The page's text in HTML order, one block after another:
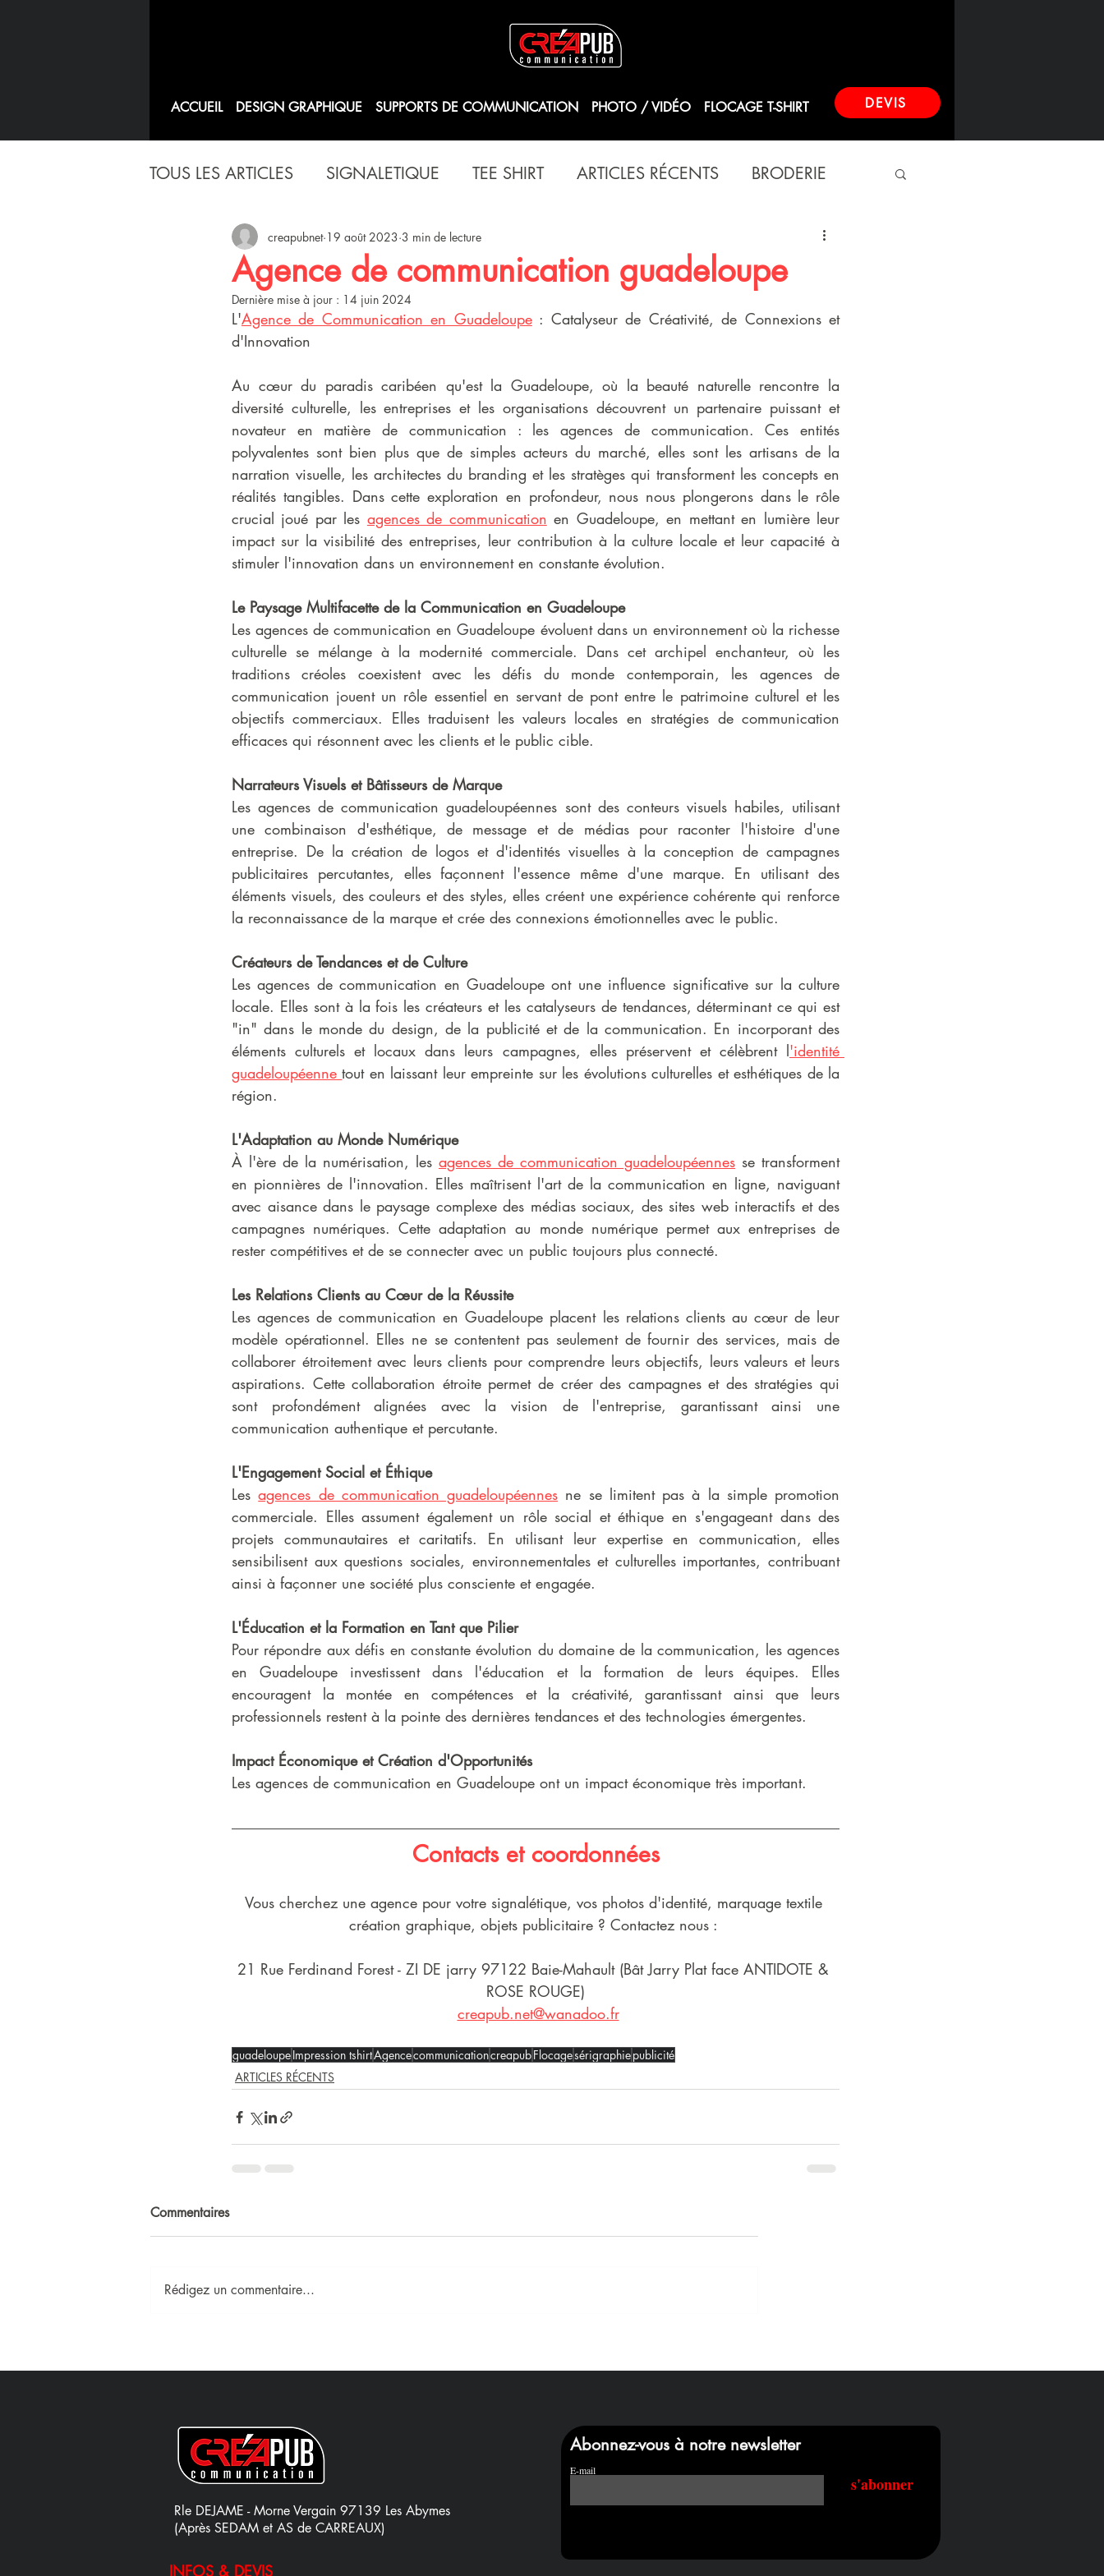
ACCUEIL DESIGN GRAPHIQUE SUPPORTS DE COMMUNICATION PHOTO / VIDÉO FLOCAGE T-SHIRT DEVIS
TOUS LES ARTICLES SIGNALETIQUE TEE SHIRT ARTICLES RÉCENTS BRODERIE
Agence de communication guadeloupe
creapubnet 19 août 2023 3 min de lecture
Dernière mise à jour : 14 juin 2024
L'Agence de Communication en Guadeloupe : Catalyseur de Créativité, de Connexions et
d'Innovation
Au cœur du paradis caribéen qu'est la Guadeloupe, où la beauté naturelle rencontre la
diversité culturelle, les entreprises et les organisations découvrent un partenaire puissant et
novateur en matière de communication : les agences de communication. Ces entités
polyvalentes sont bien plus que de simples acteurs du marché, elles sont les artisans de la
narration visuelle, les architectes du branding et les stratèges qui transforment les concepts en
réalités tangibles. Dans cette exploration en profondeur, nous nous plongerons dans le rôle
crucial joué par les agences de communication en Guadeloupe, en mettant en lumière leur
impact sur la visibilité des entreprises, leur contribution à la culture locale et leur capacité à
stimuler l'innovation dans un environnement en constante évolution.
Le Paysage Multifacette de la Communication en Guadeloupe
Les agences de communication en Guadeloupe évoluent dans un environnement où la richesse
culturelle se mélange à la modernité commerciale. Dans cet archipel enchanteur, où les
traditions créoles coexistent avec les défis du monde contemporain, les agences de
communication jouent un rôle essentiel en servant de pont entre le patrimoine culturel et les
objectifs commerciaux. Elles traduisent les valeurs locales en stratégies de communication
efficaces qui résonnent avec les clients et le public cible.
Narrateurs Visuels et Bâtisseurs de Marque
Les agences de communication guadeloupéennes sont des conteurs visuels habiles, utilisant
une combinaison d'esthétique, de message et de médias pour raconter l'histoire d'une
entreprise. De la création de logos et d'identités visuelles à la conception de campagnes
publicitaires percutantes, elles façonnent l'essence même d'une marque. En utilisant des
éléments visuels, des couleurs et des styles, elles créent une expérience cohérente qui renforce
la reconnaissance de la marque et crée des connexions émotionnelles avec le public.
Créateurs de Tendances et de Culture
Les agences de communication en Guadeloupe ont une influence significative sur la culture
locale. Elles sont à la fois les créateurs et les catalyseurs de tendances, déterminant ce qui est
"in" dans le monde du design, de la publicité et de la communication. En incorporant des
éléments culturels et locaux dans leurs campagnes, elles préservent et célèbrent l'identité
guadeloupéenne tout en laissant leur empreinte sur les évolutions culturelles et esthétiques de la
région.
L'Adaptation au Monde Numérique
À l'ère de la numérisation, les agences de communication guadeloupéennes se transforment
en pionnières de l'innovation. Elles maîtrisent l'art de la communication en ligne, naviguant
avec aisance dans le paysage complexe des médias sociaux, des sites web interactifs et des
campagnes numériques. Cette adaptation au monde numérique permet aux entreprises de
rester compétitives et de se connecter avec un public toujours plus connecté.
Les Relations Clients au Cœur de la Réussite
Les agences de communication en Guadeloupe placent les relations clients au cœur de leur
modèle opérationnel. Elles ne se contentent pas seulement de fournir des services, mais de
collaborer étroitement avec leurs clients pour comprendre leurs objectifs, leurs valeurs et leurs
aspirations. Cette collaboration étroite permet de créer des campagnes et des stratégies qui
sont profondément alignées avec la vision de l'entreprise, garantissant ainsi une
communication authentique et percutante.
L'Engagement Social et Éthique
Les agences de communication guadeloupéennes ne se limitent pas à la simple promotion
commerciale. Elles assument également un rôle social et éthique en s'engageant dans des
projets communautaires et caritatifs. En utilisant leur expertise en communication, elles
sensibilisent aux questions sociales, environnementales et culturelles importantes, contribuant
ainsi à façonner une société plus consciente et engagée.
L'Éducation et la Formation en Tant que Pilier
Pour répondre aux défis en constante évolution du domaine de la communication, les agences
en Guadeloupe investissent dans l'éducation et la formation de leurs équipes. Elles
encouragent la montée en compétences et la créativité, garantissant ainsi que leurs
professionnels restent à la pointe des dernières tendances et des technologies émergentes.
Impact Économique et Création d'Opportunités
Les agences de communication en Guadeloupe ont un impact économique très important.
Contacts et coordonnées
Vous cherchez une agence pour votre signalétique, vos photos d'identité, marquage textile
création graphique, objets publicitaire ? Contactez nous :
21 Rue Ferdinand Forest - ZI DE jarry 97122 Baie-Mahault (Bât Jarry Plat face ANTIDOTE &
ROSE ROUGE)
creapub.net@wanadoo.fr
guadeloupeImpression tshirtAgencecommunicationcreapubFlocagesérigraphiepublicité
ARTICLES RÉCENTS
Commentaires
Rédigez un commentaire...
Rle DEJAME - Morne Vergain 97139 Les Abymes
(Après SEDAM et AS de CARREAUX)
Abonnez-vous à notre newsletter
E-mail
s'abonner
INFOS & DEVIS